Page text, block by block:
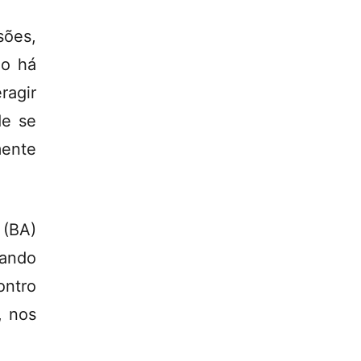
há
se
nos